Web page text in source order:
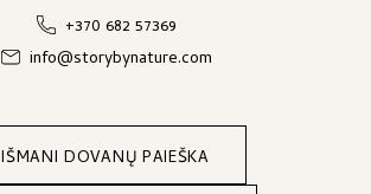
+370 682 57369
info@storybynature.com
IŠMANI DOVANŲ PAIEŠKA